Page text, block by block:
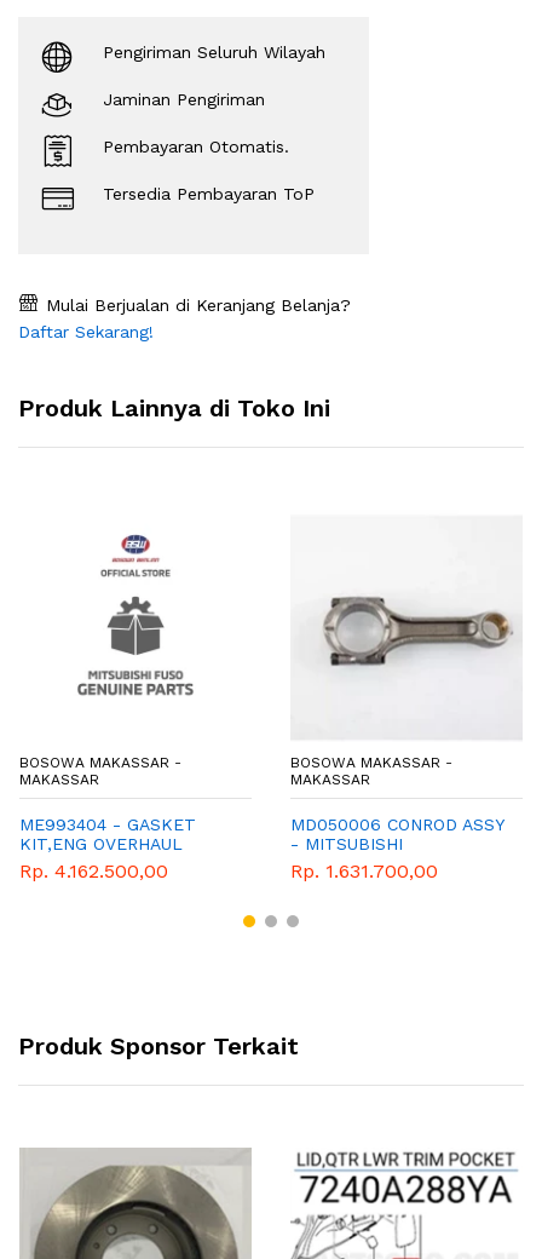
Pengiriman Seluruh Wilayah
Jaminan Pengiriman
Pembayaran Otomatis.
Tersedia Pembayaran ToP
Mulai Berjualan di Keranjang Belanja?
Daftar Sekarang!
Produk Lainnya di Toko Ini
BOSOWA MAKASSAR -
MAKASSAR
ME993404 - GASKET
KIT,ENG OVERHAUL
Rp. 4.162.500,00
BOSOWA MAKASSAR -
MAKASSAR
MD050006 CONROD ASSY
- MITSUBISHI
Rp. 1.631.700,00
Produk Sponsor Terkait